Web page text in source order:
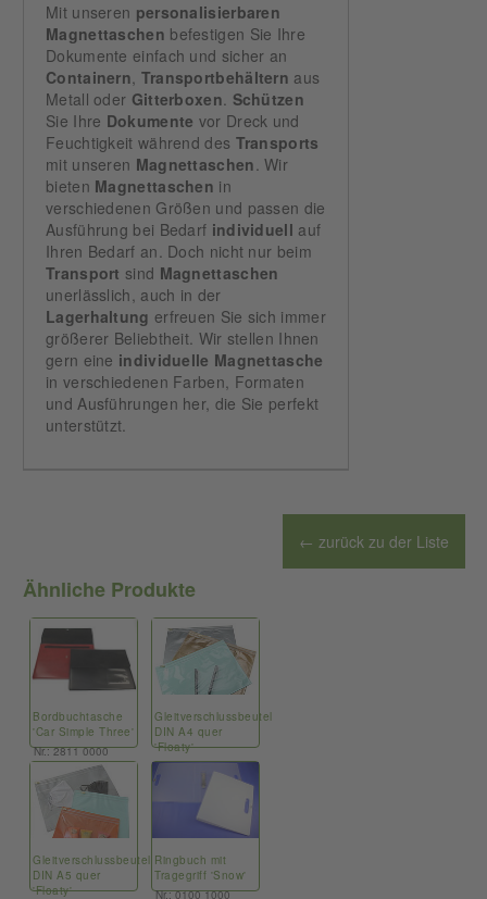
Mit unseren personalisierbaren
Magnettaschen befestigen Sie Ihre
Dokumente einfach und sicher an
Containern, Transportbehältern aus
Metall oder Gitterboxen. Schützen
Sie Ihre Dokumente vor Dreck und
Feuchtigkeit während des Transports
mit unseren Magnettaschen. Wir
bieten Magnettaschen in
verschiedenen Größen und passen die
Ausführung bei Bedarf individuell auf
Ihren Bedarf an. Doch nicht nur beim
Transport sind Magnettaschen
unerlässlich, auch in der
Lagerhaltung erfreuen Sie sich immer
größerer Beliebtheit. Wir stellen Ihnen
gern eine individuelle Magnettasche
in verschiedenen Farben, Formaten
und Ausführungen her, die Sie perfekt
unterstützt.
← zurück zu der Liste
Ähnliche Produkte
Bordbuchtasche
'Car Simple Three'
Nr.: 2811 0000
Gleitverschlussbeutel
DIN A4 quer
'Floaty'
Nr.: 9700 6800
Gleitverschlussbeutel
DIN A5 quer
'Floaty'
Ringbuch mit
Tragegriff 'Snow'
Nr.: 0100 1000